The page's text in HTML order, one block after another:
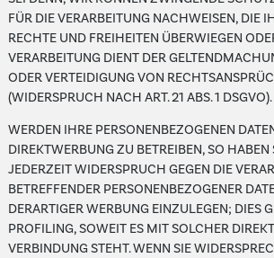
FÜR DIE VERARBEITUNG NACHWEISEN, DIE
RECHTE UND FREIHEITEN ÜBERWIEGEN
VERARBEITUNG DIENT DER
ODER VERTEIDIGUNG VON
(WIDERSPRUCH NACH ART. 21 ABS. 1 DSGVO).
WERDEN IHRE PERSONENBEZOGENEN
DIREKTWERBUNG ZU BETREIBEN, SO HABEN
JEDERZEIT WIDERSPRUCH GEGEN DIE
BETREFFENDER PERSONENBEZOGENER
DERARTIGER WERBUNG EINZULEGEN; DIES
PROFILING, SOWEIT ES MIT SOLCHER
VERBINDUNG STEHT. WENN SIE